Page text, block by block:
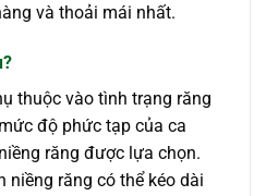
và thoải mái nhất.
thuộc vào tình trạng răng
độ phức tạp của ca
răng được lựa chọn.
niềng răng có thể kéo dài